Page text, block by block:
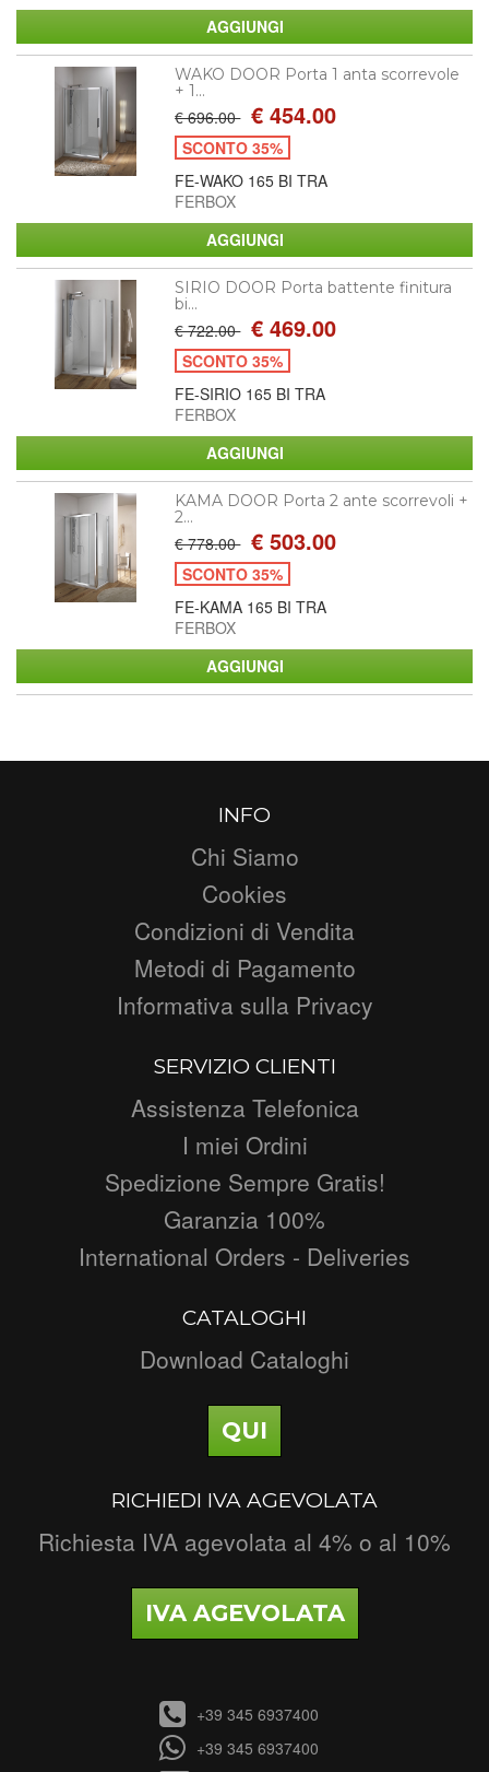
WAKO DOOR Porta 1 anta scorrevole
+ 1...
€ 696.00 € 454.00
SCONTO 35%
FE-WAKO 165 BI TRA
FERBOX
SIRIO DOOR Porta battente finitura
bi...
€ 722.00 € 469.00
SCONTO 35%
FE-SIRIO 165 BI TRA
FERBOX
KAMA DOOR Porta 2 ante scorrevoli +
2...
€ 778.00 € 503.00
SCONTO 35%
FE-KAMA 165 BI TRA
FERBOX
INFO
Chi Siamo
Cookies
Condizioni di Vendita
Metodi di Pagamento
Informativa sulla Privacy
SERVIZIO CLIENTI
Assistenza Telefonica
I miei Ordini
Spedizione Sempre Gratis!
Garanzia 100%
International Orders - Deliveries
CATALOGHI
Download Cataloghi
QUI
RICHIEDI IVA AGEVOLATA
Richiesta IVA agevolata al 4% o al 10%
IVA AGEVOLATA
+39 345 6937400
+39 345 6937400